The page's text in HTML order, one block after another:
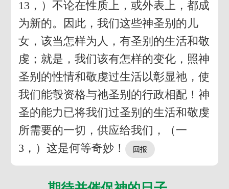
13，）不论在性质上，或外表上，都成
为新的。因此，我们这些神圣别的儿
女，该当怎样为人，有圣别的生活和敬
虔；就是，我们该有怎样的变化，照神
圣别的性情和敬虔过生活以彰显祂，使
我们能彀资格与祂圣别的行政相配！神
圣的能力已将我们过圣别的生活和敬虔
所需要的一切，供应给我们，（一
3，）这是何等奇妙！